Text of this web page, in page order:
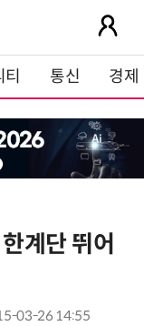
통신 경제
계단 뛰어
03-26 14:55